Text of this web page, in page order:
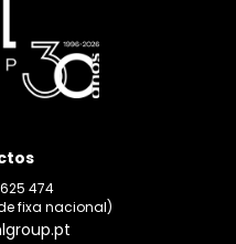
474
fixa nacional)